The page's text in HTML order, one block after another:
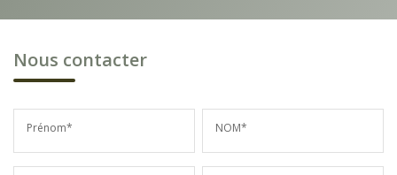
Nous contacter
Prénom* NOM*